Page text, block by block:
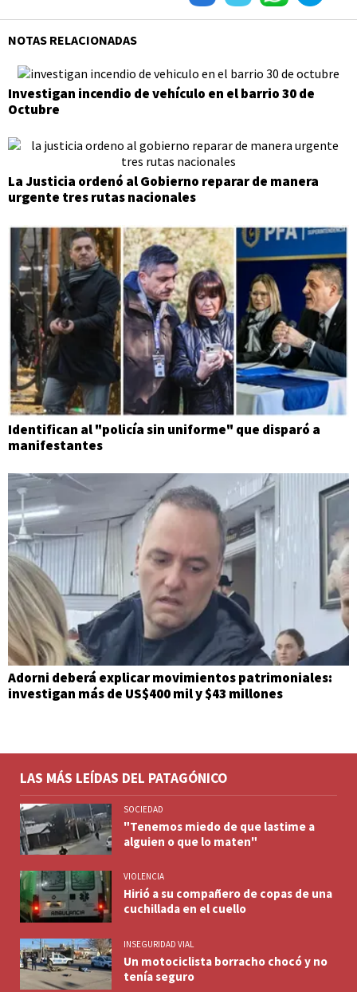
NOTAS RELACIONADAS
Investigan incendio de vehículo en el barrio 30 de
Octubre
La Justicia ordenó al Gobierno reparar de manera
urgente tres rutas nacionales
Identifican al "policía sin uniforme" que disparó a
manifestantes
Adorni deberá explicar movimientos patrimoniales:
investigan más de US$400 mil y $43 millones
LAS MÁS LEÍDAS DEL PATAGÓNICO
SOCIEDAD
"Tenemos miedo de que lastime a
alguien o que lo maten"
VIOLENCIA
Hirió a su compañero de copas de una
cuchillada en el cuello
INSEGURIDAD VIAL
Un motociclista borracho chocó y no
tenía seguro